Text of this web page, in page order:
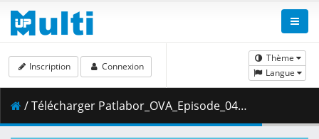
Thème
Langue
Inscription Connexion
/ Télécharger Patlabor_OVA_Episode_04__Player_Edition___x264_AC3_.mp4.004 ( 460.70 MB )